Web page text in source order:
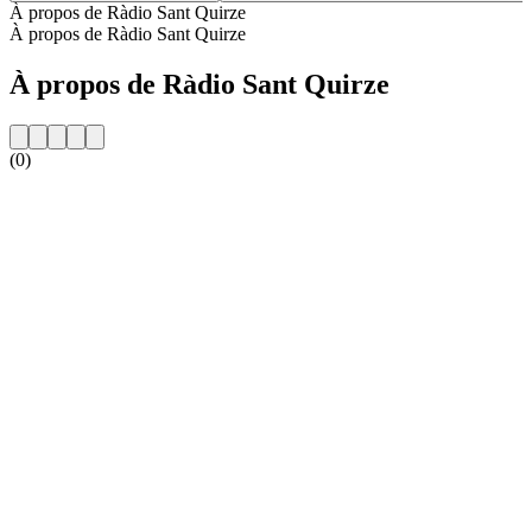
À propos de Ràdio Sant Quirze
À propos de Ràdio Sant Quirze
À propos de Ràdio Sant Quirze
(0)